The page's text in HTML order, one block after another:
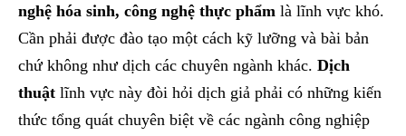
nghệ hóa sinh, công nghệ thực phẩm là lĩnh vực khó.
Cần phải được đào tạo một cách kỹ lưỡng và bài bản
chứ không như dịch các chuyên ngành khác. Dịch
thuật lĩnh vực này đòi hỏi dịch giả phải có những kiến
thức tổng quát chuyên biệt về các ngành công nghiệp